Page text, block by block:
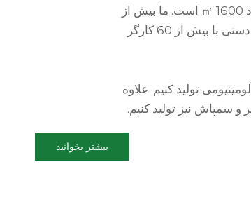
کارخانه ما در سال 2013 تاسیس شد و اکنون کارخانه ما حدود 1600 ㎡ است. ما بیش از
سی دستگاه تزریق، سه خط تولید اتوماتیک و چهار خط تولید دستی با بیش از 60 کارگر
عطر آلومینیومی تولید کنیم. علاوه
بیشتر بخوانید